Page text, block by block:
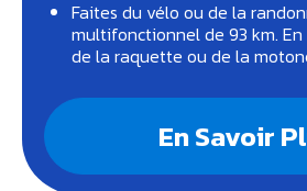
Faites du vélo ou de la
multifonctionnel de 93 km.
de la raquette ou de la
En Savoir